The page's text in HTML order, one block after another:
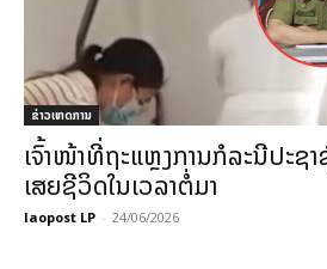
ຂ່າວເຫດການ
ເຈົ້າໜ້າທີ່ຖະແຫຼງການກໍລະນີປະຊ
ເສຍຊີວິດໃນເວລາຕໍ່ມາ
laopost LP - 24/06/2026